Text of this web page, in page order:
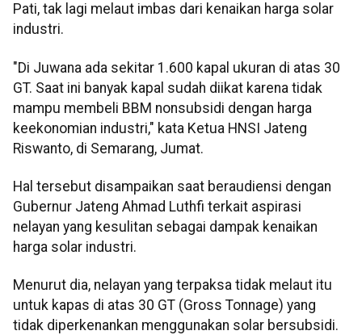
Pati, tak lagi melaut imbas dari kenaikan harga solar
industri.
"Di Juwana ada sekitar 1.600 kapal ukuran di atas 30
GT. Saat ini banyak kapal sudah diikat karena tidak
mampu membeli BBM nonsubsidi dengan harga
keekonomian industri," kata Ketua HNSI Jateng
Riswanto, di Semarang, Jumat.
Hal tersebut disampaikan saat beraudiensi dengan
Gubernur Jateng Ahmad Luthfi terkait aspirasi
nelayan yang kesulitan sebagai dampak kenaikan
harga solar industri.
Menurut dia, nelayan yang terpaksa tidak melaut itu
untuk kapas di atas 30 GT (Gross Tonnage) yang
tidak diperkenankan menggunakan solar bersubsidi.